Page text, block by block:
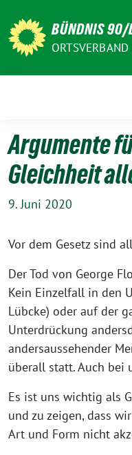
zum
Inhalt
BÜNDNIS 90/
Argumente
Gleichheit
9. Juni 2020
Vor dem Gesetz sind
Der Tod von George
Kein Einzelfall in den
Lübcke) oder auf der
Unterdrückung
andersaussehender
überall statt. Auch bei
Es ist uns wichtig als
und zu zeigen, dass
Art und Form nicht